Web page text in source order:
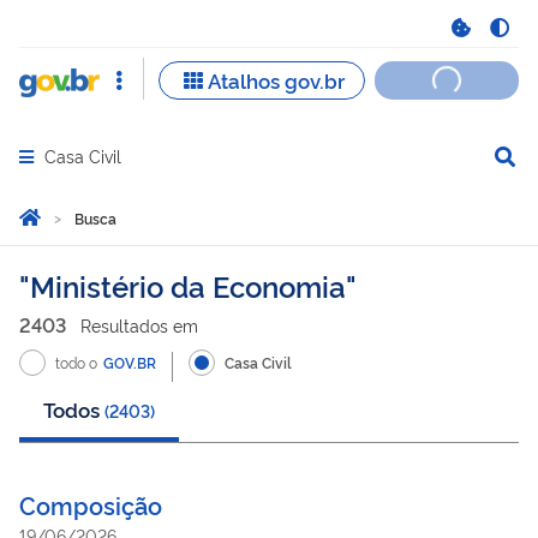
Abrir menu principal de navegação
Casa Civil
Você está aqui:
Página Inicial
Busca
Busca
Ministério da Economia
2403 Resultados em
todo o GOV.BR Casa Civil
Todos (2403)
Composição